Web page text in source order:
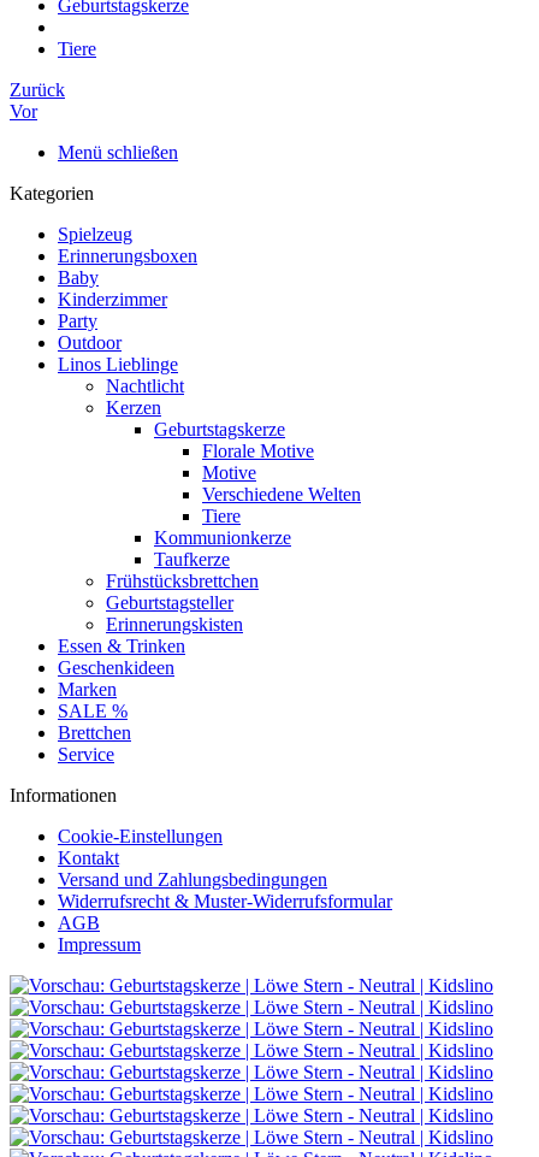
Geburtstagskerze
Tiere
Zurück
Vor
Menü schließen
Kategorien
Spielzeug
Erinnerungsboxen
Baby
Kinderzimmer
Party
Outdoor
Linos Lieblinge
Nachtlicht
Kerzen
Geburtstagskerze
Florale Motive
Motive
Verschiedene Welten
Tiere
Kommunionkerze
Taufkerze
Frühstücksbrettchen
Geburtstagsteller
Erinnerungskisten
Essen & Trinken
Geschenkideen
Marken
SALE %
Brettchen
Service
Informationen
Cookie-Einstellungen
Kontakt
Versand und Zahlungsbedingungen
Widerrufsrecht & Muster-Widerrufsformular
AGB
Impressum